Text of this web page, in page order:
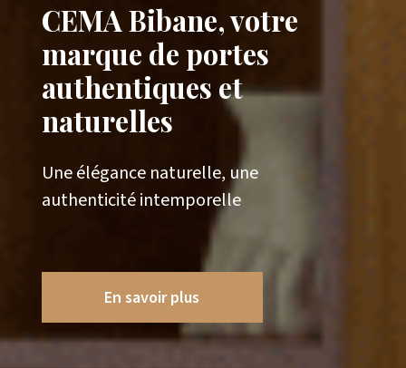
CEMA Bibane, votre
marque de portes
authentiques et
naturelles
Une élégance naturelle, une
authenticité intemporelle
En savoir plus